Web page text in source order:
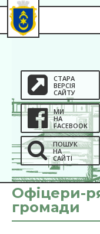
СТАРА
ВЕРСІЯ
САЙТУ
МИ
НА
FACEBOOK
ПОШУК
НА
САЙТІ
Офіцери-
громади